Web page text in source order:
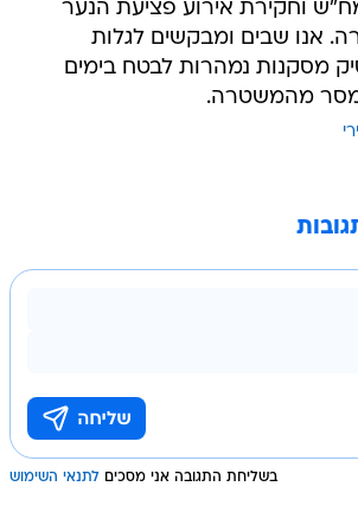
וחקירת אירוע פציעת הנער
אנו שבים ומבקשים לגלות
מסקנות נמהרות לבטח בימים
מהמשטרה.
ירי
בשליחת התגובה אני מסכים לתנאי השימוש